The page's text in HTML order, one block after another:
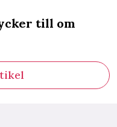
till om